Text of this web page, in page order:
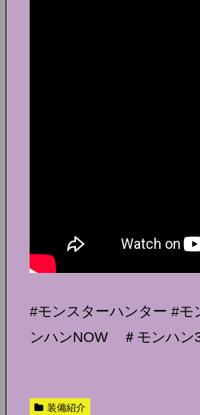
#モンスターハンター #モ
ンハンNOW ＃モンハ
装備紹介